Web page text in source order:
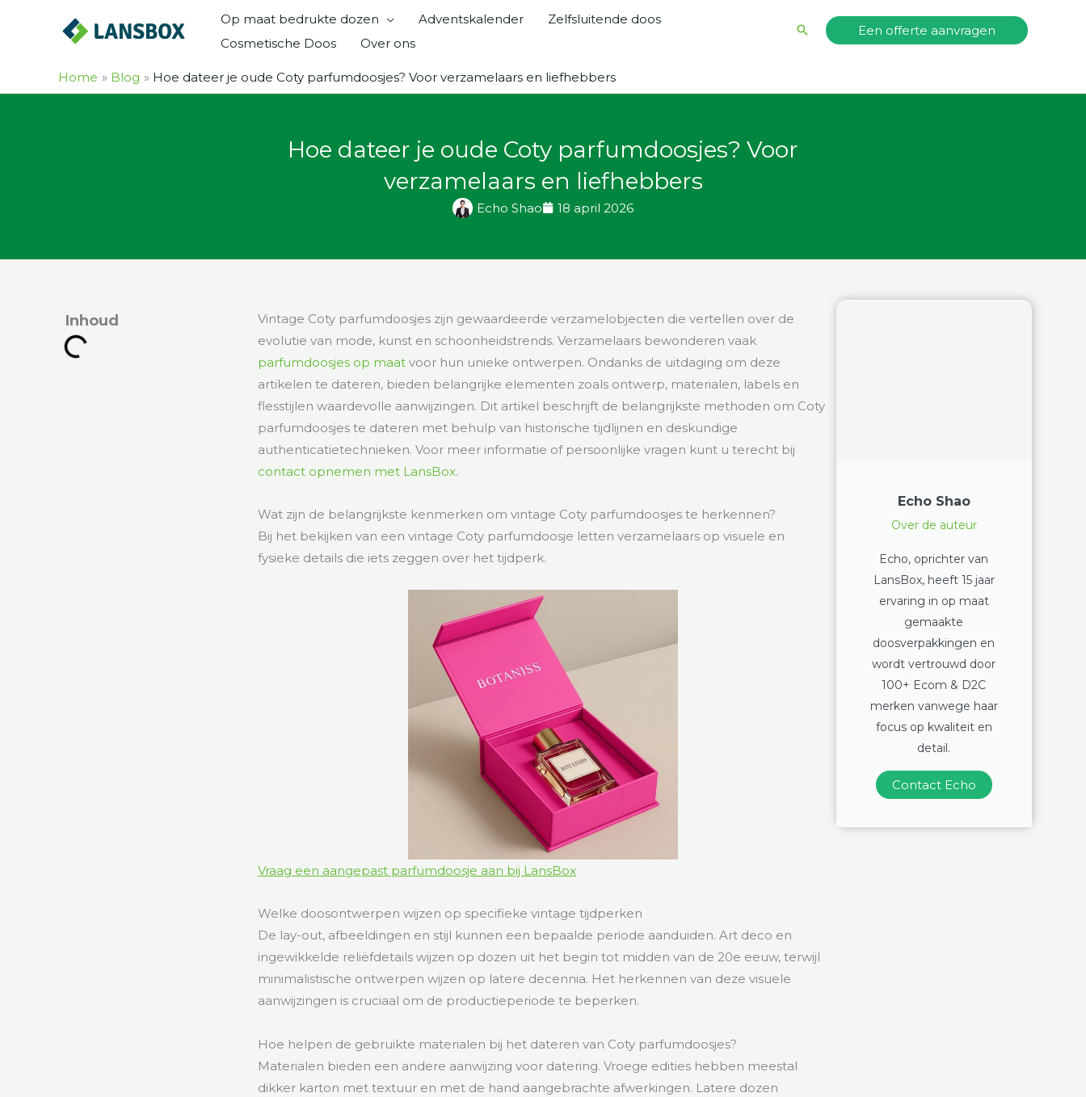
Op maat bedrukte dozen Adventskalender
Zelfsluitende doos
Cosmetische Doos
Over ons
Zoeken Een offerte aanvragen
Home Blog Hoe dateer je oude Coty parfumdoosjes? Voor verzamelaars en liefhebbers
Hoe dateer je oude Coty parfumdoosjes? Voor
verzamelaars en liefhebbers
Echo Shao 18 april 2026
Inhoud
Vintage Coty parfumdoosjes zijn gewaardeerde verzamelobjecten die vertellen over de
evolutie van mode, kunst en schoonheidstrends. Verzamelaars bewonderen vaak
parfumdoosjes op maat voor hun unieke ontwerpen. Ondanks de uitdaging om deze
artikelen te dateren, bieden belangrijke elementen zoals ontwerp, materialen, labels en
flesstijlen waardevolle aanwijzingen. Dit artikel beschrijft de belangrijkste methoden om Coty
parfumdoosjes te dateren met behulp van historische tijdlijnen en deskundige
authenticatietechnieken. Voor meer informatie of persoonlijke vragen kunt u terecht bij
contact opnemen met LansBox.
Wat zijn de belangrijkste kenmerken om vintage Coty parfumdoosjes te herkennen?
Bij het bekijken van een vintage Coty parfumdoosje letten verzamelaars op visuele en
fysieke details die iets zeggen over het tijdperk.
Vraag een aangepast parfumdoosje aan bij LansBox
Welke doosontwerpen wijzen op specifieke vintage tijdperken
De lay-out, afbeeldingen en stijl kunnen een bepaalde periode aanduiden. Art deco en
ingewikkelde reliëfdetails wijzen op dozen uit het begin tot midden van de 20e eeuw, terwijl
minimalistische ontwerpen wijzen op latere decennia. Het herkennen van deze visuele
aanwijzingen is cruciaal om de productieperiode te beperken.
Hoe helpen de gebruikte materialen bij het dateren van Coty parfumdoosjes?
Materialen bieden een andere aanwijzing voor datering. Vroege edities hebben meestal
dikker karton met textuur en met de hand aangebrachte afwerkingen. Latere dozen
Echo Shao
Over de auteur
Echo, oprichter van
LansBox, heeft 15 jaar
ervaring in op maat
gemaakte
doosverpakkingen en
wordt vertrouwd door
100+ Ecom & D2C
merken vanwege haar
focus op kwaliteit en
detail.
Contact Echo